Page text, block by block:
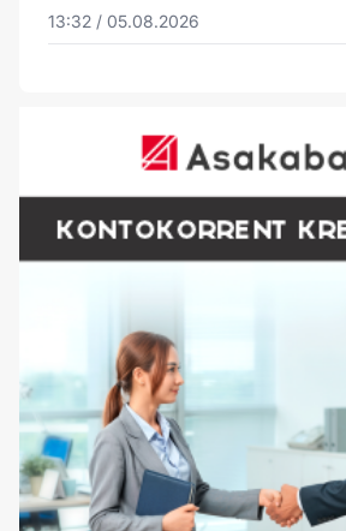
13:32 / 05.08.2026